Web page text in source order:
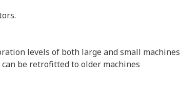
levels of both large and small machines
be retrofitted to older machines